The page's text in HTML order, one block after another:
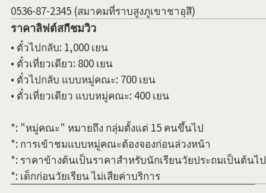
0536-87-2345 (สมาคมที่ราบสูงภูเขาชาอุสึ)
ราคาลิฟต์สกีชมวิว
• ตั๋วไปกลับ: 1,000 เยน
• ตั๋วเที่ยวเดียว: 800 เยน
• ตั๋วไปกลับ แบบหมู่คณะ: 700 เยน
• ตั๋วเที่ยวเดียว แบบหมู่คณะ: 400 เยน
*: "หมู่คณะ" หมายถึง กลุ่มตั้งแต่ 15 คนขึ้นไป
*: การเข้าชมแบบหมู่คณะต้องจองก่อนล่วงหน้า
*: ราคาข้างต้นเป็นราคาสำหรับนักเรียนวัยประถมเป็นต้นไป
*: เด็กก่อนวัยเรียน ไม่เสียค่าบริการ